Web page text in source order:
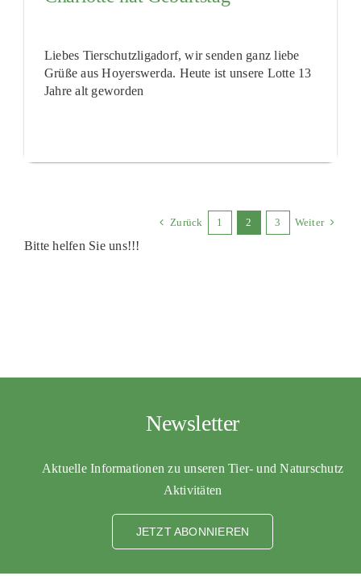
Liebes Tierschutzligadorf, wir senden ganz liebe
Grüße aus Hoyerswerda. Heute ist unsere Lotte 13
Jahre alt geworden
Zurück 1 2 3 Weiter
Bitte helfen Sie uns!!!
Newsletter
Aktuelle Informationen zu unseren Tier- und Naturschutz
Aktivitäten
JETZT ABONNIEREN